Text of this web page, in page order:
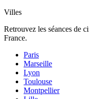
Villes
Retrouvez les séances de
France.
Paris
Marseille
Lyon
Toulouse
Montpellier